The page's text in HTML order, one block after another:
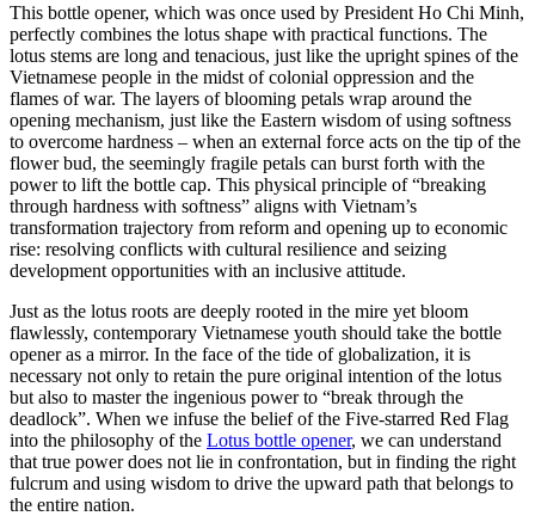
This bottle opener, which was once used by President Ho Chi Minh,
perfectly combines the lotus shape with practical functions. The
lotus stems are long and tenacious, just like the upright spines of the
Vietnamese people in the midst of colonial oppression and the
flames of war. The layers of blooming petals wrap around the
opening mechanism, just like the Eastern wisdom of using softness
to overcome hardness – when an external force acts on the tip of the
flower bud, the seemingly fragile petals can burst forth with the
power to lift the bottle cap. This physical principle of “breaking
through hardness with softness” aligns with Vietnam’s
transformation trajectory from reform and opening up to economic
rise: resolving conflicts with cultural resilience and seizing
development opportunities with an inclusive attitude.
Just as the lotus roots are deeply rooted in the mire yet bloom
flawlessly, contemporary Vietnamese youth should take the bottle
opener as a mirror. In the face of the tide of globalization, it is
necessary not only to retain the pure original intention of the lotus
but also to master the ingenious power to “break through the
deadlock”. When we infuse the belief of the Five-starred Red Flag
into the philosophy of the Lotus bottle opener, we can understand
that true power does not lie in confrontation, but in finding the right
fulcrum and using wisdom to drive the upward path that belongs to
the entire nation.